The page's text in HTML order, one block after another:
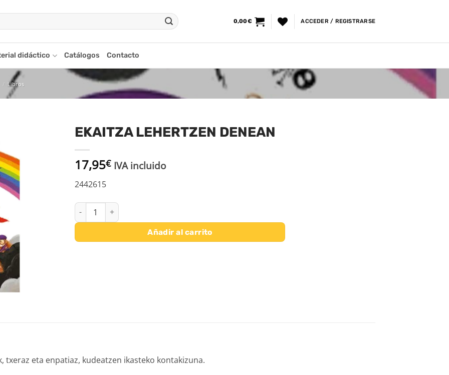
0,00€ ACCEDER / REGISTRARSE
didáctico Catálogos Contacto
/ Libros
la
EKAITZA LEHERTZEN DENEAN
17,95€ IVA incluido
2442615
EKAITZA LEHERTZEN DENEAN cantidad
Añadir al carrito
txeraz eta enpatiaz, kudeatzen ikasteko kontakizuna.